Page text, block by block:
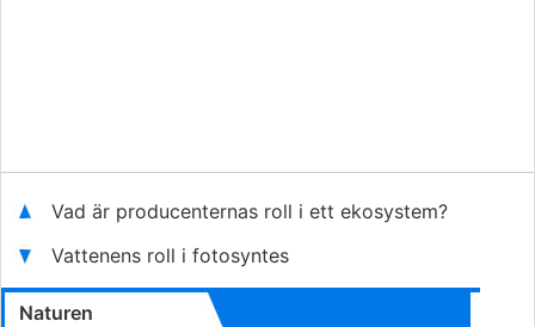
Vad är producenternas roll i ett ekosystem?
Vattenens roll i fotosyntes
Naturen